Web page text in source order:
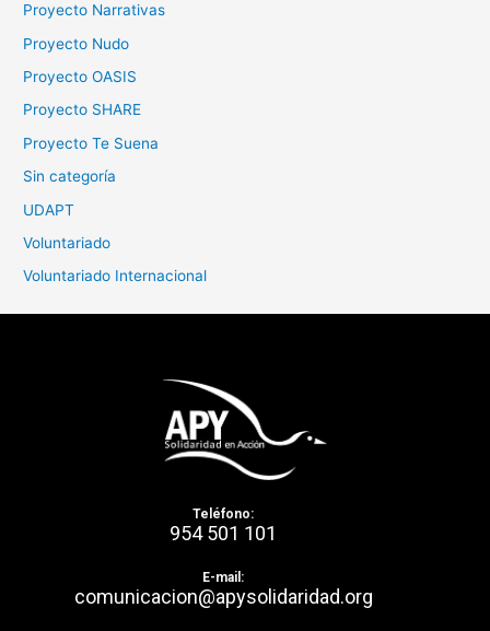
Proyecto Narrativas
Proyecto Nudo
Proyecto OASIS
Proyecto SHARE
Proyecto Te Suena
Sin categoría
UDAPT
Voluntariado
Voluntariado Internacional
Teléfono:
954 501 101
E-mail:
comunicacion@apysolidaridad.org